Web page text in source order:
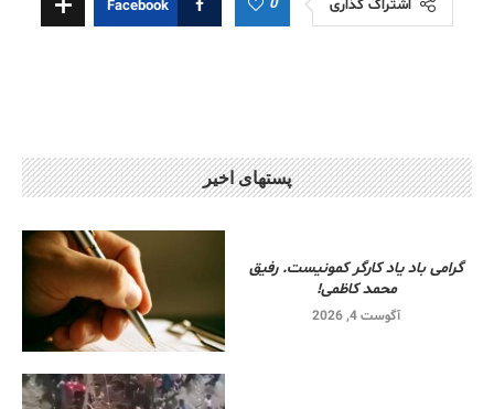
اشتراک گذاری 0
Facebook
پستهای اخیر
گرامی باد یاد کارگر کمونیست. رفیق
محمد کاظمی!
آگوست 4, 2026